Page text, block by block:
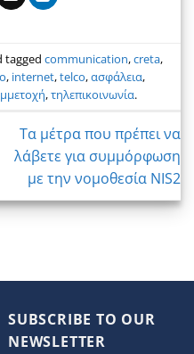
tagged communication,creta,
, internet,telco,ασφάλεια,
,τηλεπικοινωνία.
Τα μέτρα που πρέπει να
λάβετε για συμμόρφωση
με την νομοθεσία NIS2
SUBSCRIBE TO OUR
NEWSLETTER